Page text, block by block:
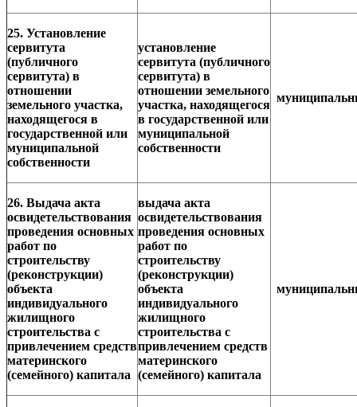
25. Установление
сервитута
(публичного
сервитута) в
отношении
земельного участка,
находящегося в
государственной или
муниципальной
собственности
установление
сервитута (публичного
сервитута) в
отношении земельного
участка, находящегося
в государственной или
муниципальной
собственности
26. Выдача акта
освидетельствования
проведения основных
работ по
строительству
(реконструкции)
объекта
индивидуального
жилищного
строительства с
привлечением средств
материнского
(семейного) капитала
выдача акта
освидетельствования
проведения основных
работ по
строительству
(реконструкции)
объекта
индивидуального
жилищного
строительства с
привлечением средств
материнского
(семейного) капитала